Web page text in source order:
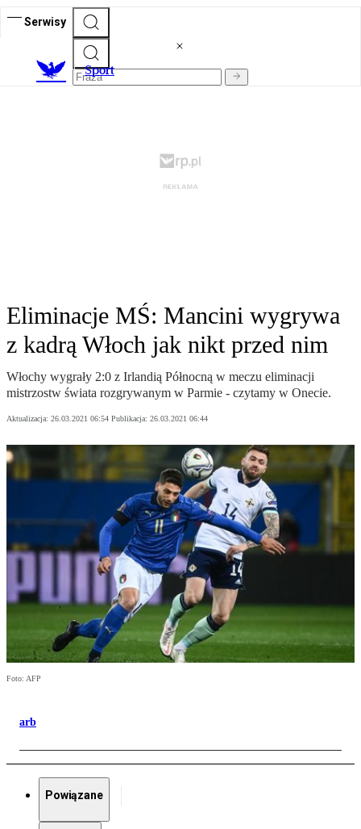
Serwisy
Sport
Eliminacje MŚ: Mancini wygrywa
z kadrą Włoch jak nikt przed nim
Włochy wygrały 2:0 z Irlandią Północną w meczu eliminacji
mistrzostw świata rozgrywanym w Parmie - czytamy w Onecie.
Aktualizacja: 26.03.2021 06:54 Publikacja: 26.03.2021 06:44
Foto: AFP
arb
Powiązane